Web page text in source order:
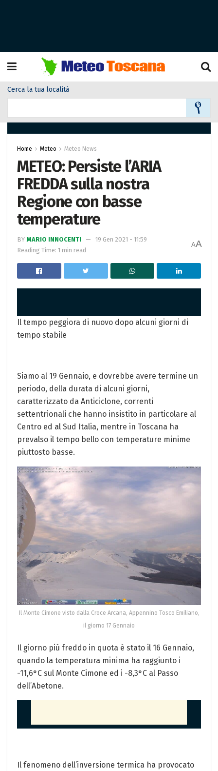
Cerca la tua località
Home Meteo Meteo News
METEO: Persiste l’ARIA
FREDDA sulla nostra
Regione con basse
temperature
BY MARIO INNOCENTI
19 Gen 2021 - 11:59
Reading Time: 1 min read
AA
Il tempo peggiora di nuovo dopo alcuni giorni di
tempo stabile
Siamo al 19 Gennaio, e dovrebbe avere termine un
periodo, della durata di alcuni giorni,
caratterizzato da Anticiclone, correnti
settentrionali che hanno insistito in particolare al
Centro ed al Sud Italia, mentre in Toscana ha
prevalso il tempo bello con temperature minime
piuttosto basse.
Il Monte Cimone visto dalla Croce Arcana, Appennino Tosco Emiliano,
il giorno 17 Gennaio
Il giorno più freddo in quota è stato il 16 Gennaio,
quando la temperatura minima ha raggiunto i
-11,6°C sul Monte Cimone ed i -8,3°C al Passo
dell’Abetone.
Il fenomeno dell’inversione termica ha provocato